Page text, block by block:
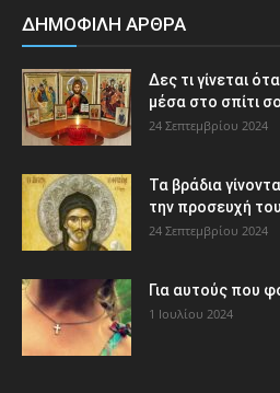
ΔΗΜΟΦΙΛΗ ΑΡΘΡΑ
Δες τι γίνεται
μέσα στο σπίτι
24 Σεπτεμβρίου 2024
Τα βράδια
την προσευχή
24 Σεπτεμβρίου 2024
Για αυτούς που
1 Ιουλίου 2024